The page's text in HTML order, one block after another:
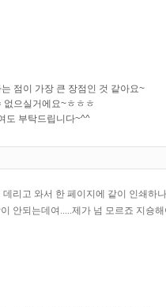
점이 가장 큰 장점인 것 같아요~
없으실거에요~ㅎㅎㅎ
도 부탁드립니다~^^
리고 와서 한 페이지에 같이 인쇄하
안되는데여.....제가 넘 모르죠 지숑